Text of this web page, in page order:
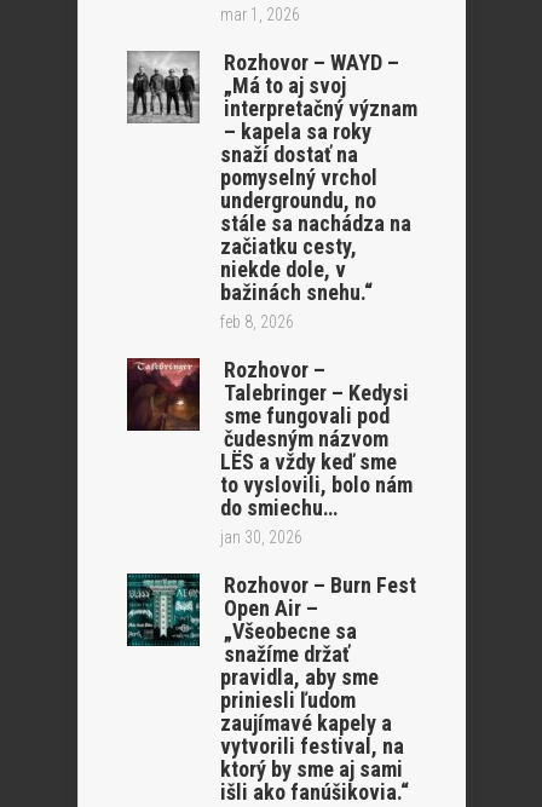
mar 1, 2026
Rozhovor – WAYD –
„Má to aj svoj
interpretačný význam
– kapela sa roky
snaží dostať na
pomyselný vrchol
undergroundu, no
stále sa nachádza na
začiatku cesty,
niekde dole, v
bažinách snehu.“
feb 8, 2026
Rozhovor –
Talebringer – Kedysi
sme fungovali pod
čudesným názvom
LËS a vždy keď sme
to vyslovili, bolo nám
do smiechu…
jan 30, 2026
Rozhovor – Burn Fest
Open Air –
„Všeobecne sa
snažíme držať
pravidla, aby sme
priniesli ľudom
zaujímavé kapely a
vytvorili festival, na
ktorý by sme aj sami
išli ako fanúšikovia.“